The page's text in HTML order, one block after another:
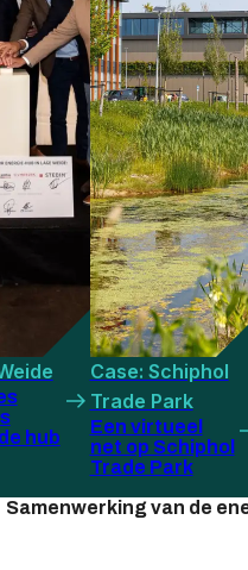
hub
Case: Schiphol
Trade Park
Een virtueel
net op Schiphol
Trade Park
Samenwerking van de